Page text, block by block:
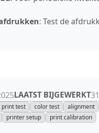
: Test de
LAATST BIJGEWERKT
print test color test alignment
printer setup print calibration